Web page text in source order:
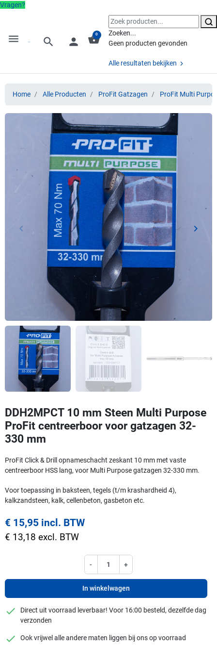
Vragen?
menu search person shopping_basket
0
Zoeken...
Geen producten gevonden
Alle resultaten bekijken
Home Alle Producten ProFit Gatzagen ProFit Multi
Vorige
keyboard_arrow_left keyboard_arrow_right
DDH2MPCT 10 mm Steen Multi Purpose
ProFit centreerboor voor gatzagen 32-
330 mm
ProFit Click & Drill opnameschacht zeskant 10 mm met vaste
centreerboor HSS lang, voor Multi Purpose gatzagen 32-330 mm.
Voor toepassing in baksteen, tegels (t/m krashardheid 4),
kalkzandsteen, kalk, cellenbeton, gasbeton etc.
€ 15,95 incl. BTW
€ 13,18 excl. BTW
- +
In winkelwagen
checkmark
Direct uit voorraad leverbaar! Voor 16:00 besteld, dezelfde dag
verzonden
checkmark
Ook vrijwel alle andere maten liggen bij ons op voorraad